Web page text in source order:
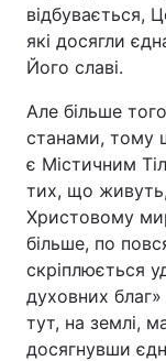
відбувається,
які досягли
Його славі.
Але більше
станами, тому
є Містичним
тих, що
Христовому
більше, по
скріплюється
духовних
тут, на землі,
досягнувши